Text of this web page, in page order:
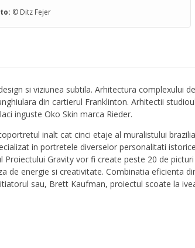
© Ditz Fejer
si viziunea subtila. Arhitectura complexului
din cartierul Franklinton. Arhitectii
inguste Oko Skin marca Rieder.
inalt cat cinci etaje al muralistului
in portretele diverselor personalitati
Gravity vor fi create peste 20 de
de energie si creativitate. Combinatia eficienta
sau, Brett Kaufman, proiectul scoate la